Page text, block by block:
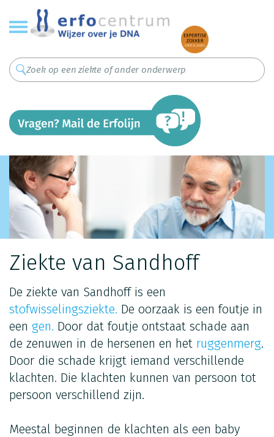
Overslaan
en
naar
inhoud
gaan
Ziekte van Sandhoff
De ziekte van Sandhoff is een
stofwisselingsziekte. De oorzaak is een foutje in
een gen. Door dat foutje ontstaat schade aan
de zenuwen in de hersenen en het ruggenmerg.
Door die schade krijgt iemand verschillende
klachten. Die klachten kunnen van persoon tot
persoon verschillend zijn.
Meestal beginnen de klachten als een baby